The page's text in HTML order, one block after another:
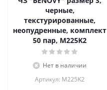
черные,
текстурированные,
неопудренные, комплект
50 пар, М225K2
Нет в наличии
Артикул: М225K2